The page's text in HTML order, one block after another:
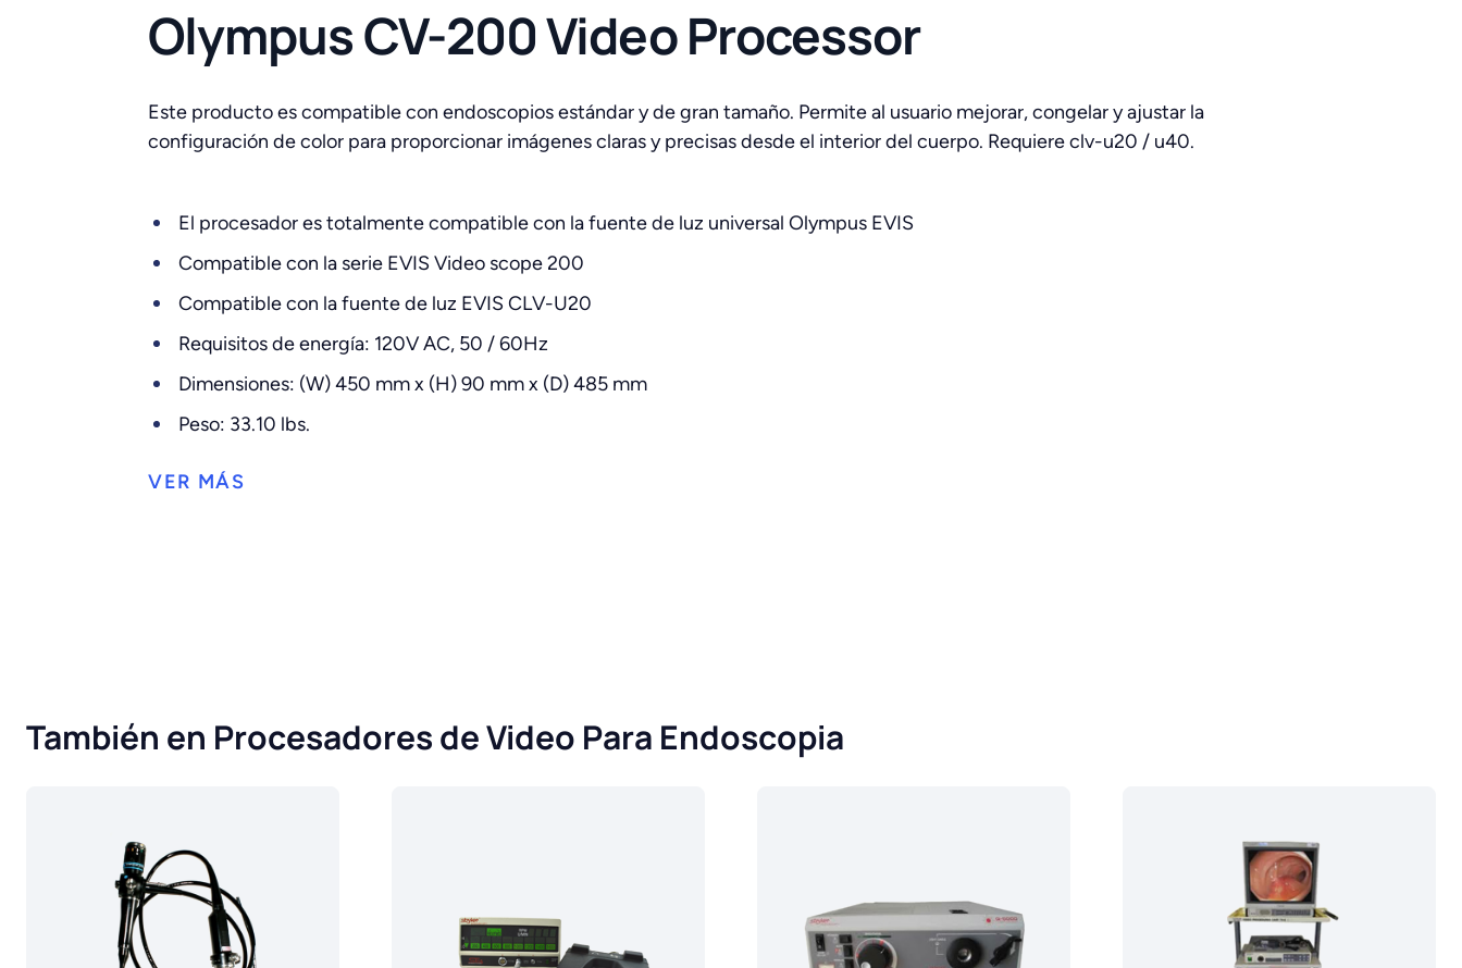
Olympus CV-200 Video Processor
Este producto es compatible con endoscopios estándar y de gran tamaño. Permite al usuario mejorar, congelar y ajustar la
configuración de color para proporcionar imágenes claras y precisas desde el interior del cuerpo. Requiere clv-u20 / u40.
El procesador es totalmente compatible con la fuente de luz universal Olympus EVIS
Compatible con la serie EVIS Video scope 200
Compatible con la fuente de luz EVIS CLV-U20
Requisitos de energía: 120V AC, 50 / 60Hz
Dimensiones: (W) 450 mm x (H) 90 mm x (D) 485 mm
Peso: 33.10 lbs.
También en Procesadores de Video Para Endoscopia